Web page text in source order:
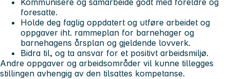
foresatte.
Holde deg faglig oppdatert og utføre arbeidet og
oppgaver iht. rammeplan for barnehager og
barnehagens årsplan og gjeldende lovverk.
Bidra til, og ta ansvar for et positivt arbeidsmiljø.
Andre oppgaver og arbeidsområder vil kunne tillegges
stillingen avhengig av den tilsattes kompetanse.